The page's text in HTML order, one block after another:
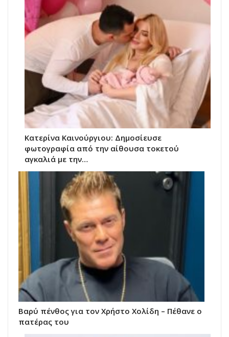
Κατερίνα Καινούργιου: Δημοσίευσε
φωτογραφία από την αίθουσα τοκετού
αγκαλιά με την…
Βαρύ πένθος για τον Χρήστο Χολίδη – Πέθανε ο
πατέρας του